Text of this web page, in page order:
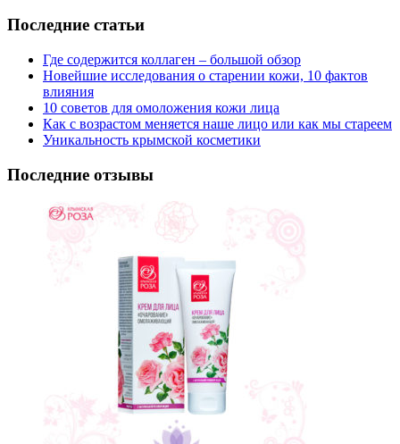
Последние статьи
Где содержится коллаген – большой обзор
Новейшие исследования о старении кожи, 10 фактов
влияния
10 советов для омоложения кожи лица
Как с возрастом меняется наше лицо или как мы стареем
Уникальность крымской косметики
Последние отзывы